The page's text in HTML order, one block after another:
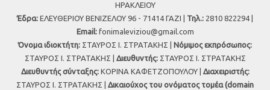
ΗΡΑΚΛΕΙΟΥ
Έδρα: ΕΛΕΥΘΕΡΙΟΥ ΒΕΝΙΖΕΛΟΥ 96 - 71414 ΓΑΖΙ | Τηλ.: 2810 822294 |
Εmail: fonimaleviziou@gmail.com
Όνομα ιδιοκτήτη: ΣΤΑΥΡΟΣ Ι. ΣΤΡΑΤΑΚΗΣ | Νόμιμος εκπρόσωπος:
ΣΤΑΥΡΟΣ Ι. ΣΤΡΑΤΑΚΗΣ | Διευθυντής:ΣΤΑΥΡΟΣ Ι. ΣΤΡΑΤΑΚΗΣ
Διευθυντής σύνταξης:ΚΟΡΙΝΑ ΚΑΦΕΤΖΟΠΟΥΛΟΥ | Διαχειριστής:
ΣΤΑΥΡΟΣ Ι. ΣΤΡΑΤΑΚΗΣ | Δικαιούχος του ονόματος τομέα (domain